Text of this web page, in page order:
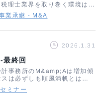
理士業界を取り巻く環境は大
務所経営の先行きに不安を感
いのではないでしょうか。そ
業承継・M&A
2026.1.31
最終回
事務所のM&amp;Aは増加傾
は必ずしも順風満帆とはい
士法人にも苦労が多いとい
ミナー